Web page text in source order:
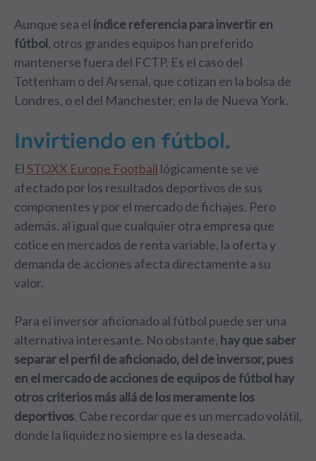
Aunque sea el índice referencia para invertir en
fútbol, otros grandes equipos han preferido
mantenerse fuera del FCTP. Es el caso del
Tottenham o del Arsenal, que cotizan en la bolsa de
Londres, o el del Manchester, en la de Nueva York.
Invirtiendo en fútbol.
El STOXX Europe Football lógicamente se ve
afectado por los resultados deportivos de sus
componentes y por el mercado de fichajes. Pero
además, al igual que cualquier otra empresa que
cotice en mercados de renta variable, la oferta y
demanda de acciones afecta directamente a su
valor.
Para el inversor aficionado al fútbol puede ser una
alternativa interesante. No obstante, hay que saber
separar el perfil de aficionado, del de inversor, pues
en el mercado de acciones de equipos de fútbol hay
otros criterios más allá de los meramente los
deportivos. Cabe recordar que es un mercado volátil,
donde la liquidez no siempre es la deseada.